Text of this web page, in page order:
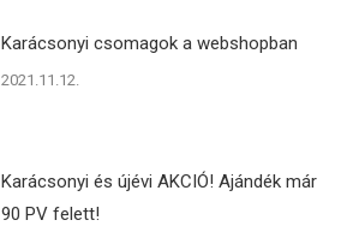
Karácsonyi csomagok a webshopban
2021.11.12.
Karácsonyi és újévi AKCIÓ! Ajándék már
90 PV felett!